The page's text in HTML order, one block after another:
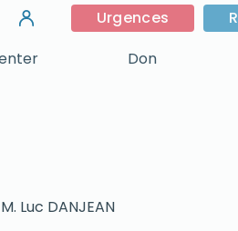
Urgences
Don
M. Luc DANJEAN